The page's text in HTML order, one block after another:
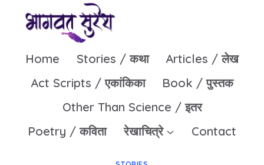
Home Stories / कथा
Articles / लेख
Act Scripts / एकांकिका
Book / पुस्तक
Other Than Science / इतर
Poetry / कविता
रेखाचित्रे Contact